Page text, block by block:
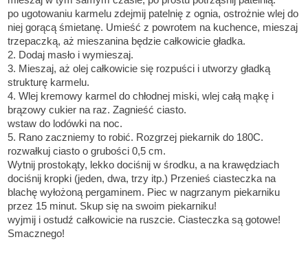
po ugotowaniu karmelu zdejmij patelnię z ognia, ostrożnie wlej do
niej gorącą śmietanę. Umieść z powrotem na kuchence, mieszaj
trzepaczką, aż mieszanina będzie całkowicie gładka.
2. Dodaj masło i wymieszaj.
3. Mieszaj, aż olej całkowicie się rozpuści i utworzy gładką
strukturę karmelu.
4. Wlej kremowy karmel do chłodnej miski, wlej całą mąkę i
brązowy cukier na raz. Zagnieść ciasto.
wstaw do lodówki na noc.
5. Rano zaczniemy to robić. Rozgrzej piekarnik do 180C.
rozwałkuj ciasto o grubości 0,5 cm.
Wytnij prostokąty, lekko dociśnij w środku, a na krawędziach
dociśnij kropki (jeden, dwa, trzy itp.) Przenieś ciasteczka na
blachę wyłożoną pergaminem. Piec w nagrzanym piekarniku
przez 15 minut. Skup się na swoim piekarniku!
wyjmij i ostudź całkowicie na ruszcie. Ciasteczka są gotowe!
Smacznego!